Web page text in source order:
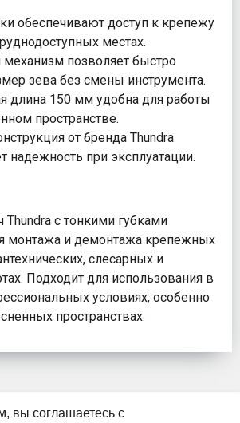
вы соглашаетесь с
обеспечивают доступ к крепежу
местах.
механизм позволяет быстро
зева без смены инструмента.
длина 150 мм удобна для работы
пространстве.
от бренда Thundra
надежность при эксплуатации.
с тонкими губками
монтажа и демонтажа крепежных
слесарных и
Подходит для использования в
условиях, особенно
пространствах.